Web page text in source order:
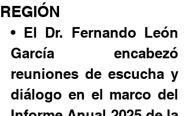
REGIÓN
• El Dr. Fernando León
García encabezó
reuniones de escucha y
diálogo en el marco del